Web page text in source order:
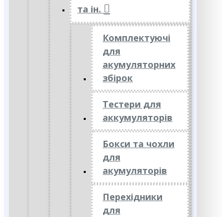
та ін.
Комплектуючі
для
акумуляторних
збірок
Тестери для
аккумуляторів
Бокси та чохли
для
акумуляторів
Перехідники
для